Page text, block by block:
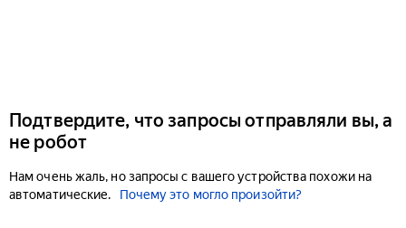
Подтвердите, что запросы отправляли вы, а
не робот
Нам очень жаль, но запросы с вашего устройства похожи на
автоматические.
Почему это могло произойти?